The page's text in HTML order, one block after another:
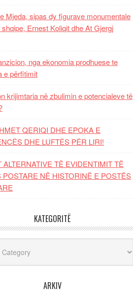
Mjeda, sipas dy figurave monumentale
Ernest Koliqit dhe At Gjergj
nga ekonomia prodhuese te
e përfitimit
krijimtaria në zbulimin e potencialeve të
QERIQI DHE EPOKA E
DHE LUFTЁS PЁR LIRI!
ALTERNATIVE TË EVIDENTIMIT TË
POSTARE NË HISTORINË E POSTËS
KATEGORITË
ARKIV